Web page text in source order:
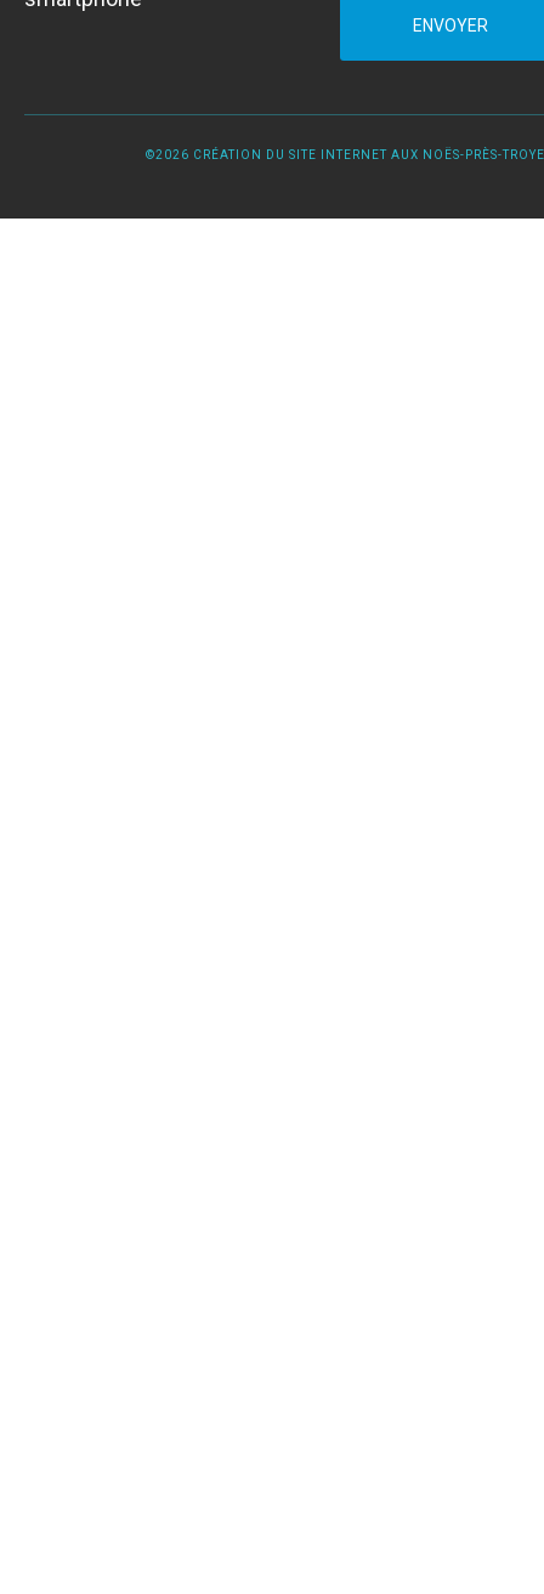
ENVOYER
©2026 CRÉATION DU SITE INTERNET AUX NOËS-PRÈS-